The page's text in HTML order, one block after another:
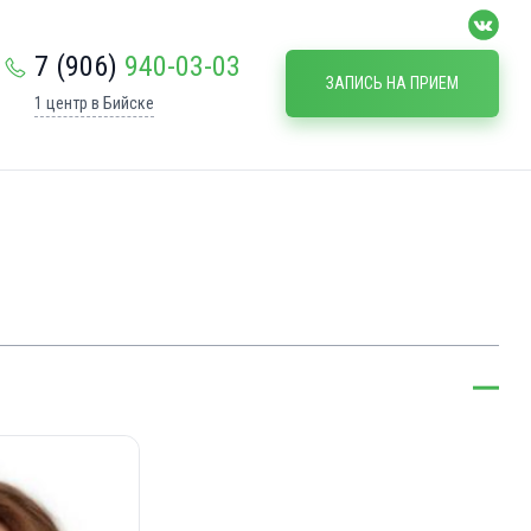
7 (906) 940-03-03
1 центр в Бийске
ЗАПИСЬ НА ПРИЕМ